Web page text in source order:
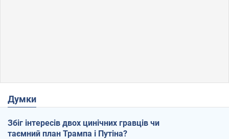
Думки
Збіг інтересів двох цинічних гравців чи
таємний план Трампа і Путіна?